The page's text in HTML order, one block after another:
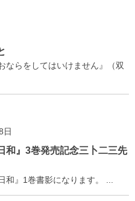
ならをしてはいけません』（双
日
和』3巻発売記念三卜二三先
和』1巻書影になります。 ...